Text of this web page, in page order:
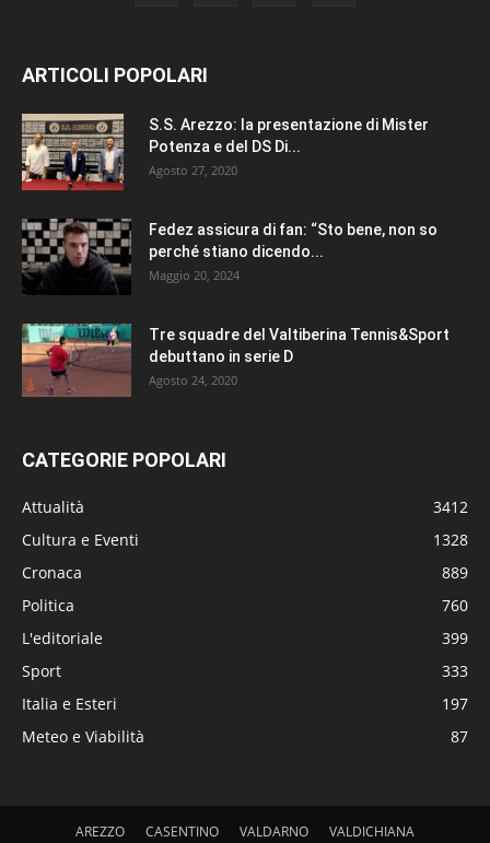
ARTICOLI POPOLARI
S.S. Arezzo: la presentazione di Mister
Potenza e del DS Di...
Agosto 27, 2020
Fedez assicura di fan: “Sto bene, non so
perché stiano dicendo...
Maggio 20, 2024
Tre squadre del Valtiberina Tennis&Sport
debuttano in serie D
Agosto 24, 2020
CATEGORIE POPOLARI
Attualità
3412
Cultura e Eventi
1328
Cronaca
889
Politica
760
L'editoriale
399
Sport
333
Italia e Esteri
197
Meteo e Viabilità
87
AREZZO CASENTINO VALDARNO VALDICHIANA